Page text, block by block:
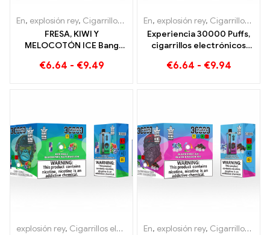
En, explosión rey, Cigarrillos electrónicos desechables Lituania
FRESA, KIWI Y
MELOCOTÓN ICE Bang
Cigarrillo electrónico
€6.64 - €9.49
En, explosión rey, Cigarrillos electrónicos desechables Lituania
Experiencia 30000 Puffs,
cigarrillos electrónicos
disfrute: Blueberry Ice se
€6.64 - €9.94
explosión rey, Cigarrillos electrónicos desechables Lituania ,
En, explosión rey, Cigarrillos electrónicos desechables Lituania